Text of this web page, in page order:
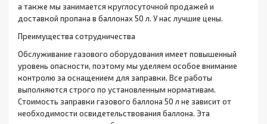
а также мы занимается круглосуточной продажей и
доставкой пропана в баллонах 50 л. У нас лучшие цены.
Преимущества сотрудничества
Обслуживание газового оборудования имеет повышенный
уровень опасности, поэтому мы уделяем особое внимание
контролю за оснащением для заправки. Все работы
выполняются строго по установленным нормативам.
Стоимость заправки газового баллона 50 л не зависит от
необходимости освидетельствования баллона. Эта